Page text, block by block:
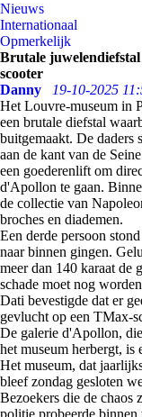
Nieuws
Internationaal
Opmerkelijk
Brutale
scooter
Danny
19-10-2025
Het Louvre-museum in
een brutale diefstal
buitgemaakt. De daders
aan de kant van de
een goederenlift om
d'Apollon te gaan.
de collectie van
broches en diademen.
Een derde persoon
naar binnen gingen.
meer dan 140 karaat de
schade moet nog
Dati bevestigde dat er
gevlucht op een TMax-
De galerie d'Apollon,
het museum herbergt,
Het museum, dat
bleef zondag gesloten
Bezoekers die de chaos
politie probeerde binnen